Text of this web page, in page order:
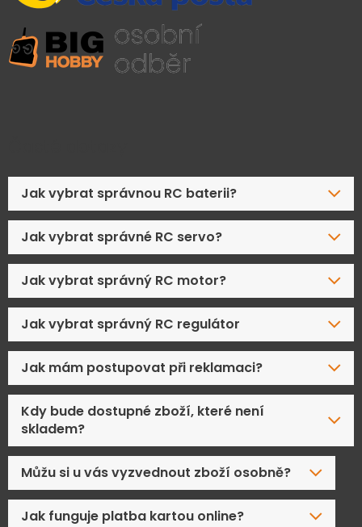
Jak vybrat správnou RC baterii?
Jak vybrat správné RC servo?
Jak vybrat správný RC motor?
Jak vybrat správný RC regulátor
Jak mám postupovat při reklamaci?
Kdy bude dostupné zboží, které není
skladem?
Můžu si u vás vyzvednout zboží osobně?
Jak funguje platba kartou online?